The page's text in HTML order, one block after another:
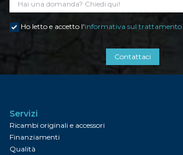
Ho letto e accetto l'informativa sul trattamento
Contattaci
Servizi
Ricambi originali e accessori
Finanziamenti
Qualità